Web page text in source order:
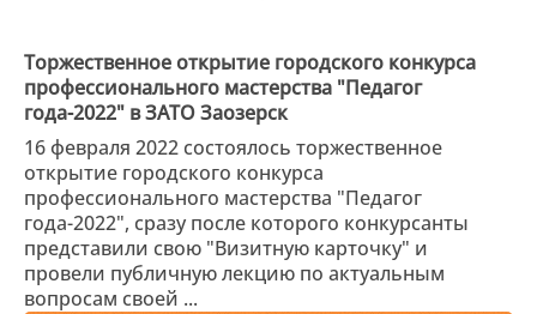
Торжественное открытие городского конкурса
профессионального мастерства "Педагог
года-2022" в ЗАТО Заозерск
16 февраля 2022 состоялось торжественное
открытие городского конкурса
профессионального мастерства "Педагог
года-2022", сразу после которого конкурсанты
представили свою "Визитную карточку" и
провели публичную лекцию по актуальным
вопросам своей ...